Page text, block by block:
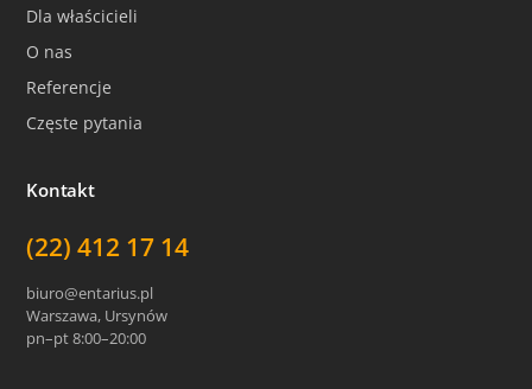
Dla właścicieli
O nas
Referencje
Częste pytania
Kontakt
(22) 412 17 14
biuro@entarius.pl
Warszawa, Ursynów
pn–pt 8:00–20:00